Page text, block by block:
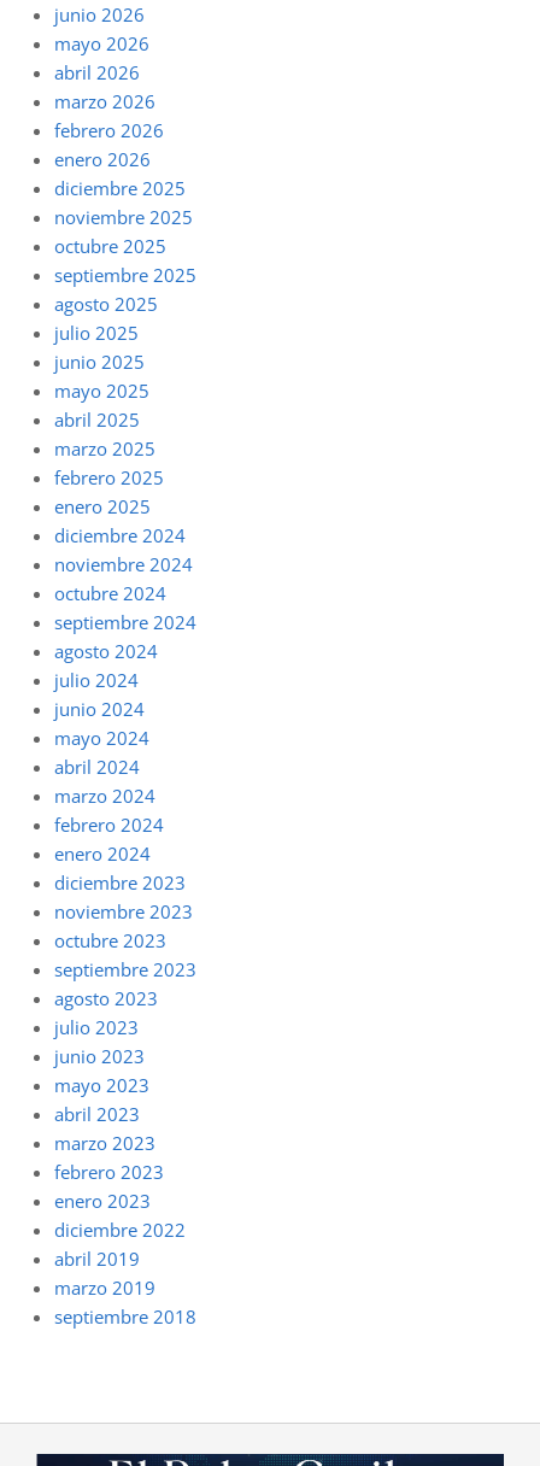
junio 2026
mayo 2026
abril 2026
marzo 2026
febrero 2026
enero 2026
diciembre 2025
noviembre 2025
octubre 2025
septiembre 2025
agosto 2025
julio 2025
junio 2025
mayo 2025
abril 2025
marzo 2025
febrero 2025
enero 2025
diciembre 2024
noviembre 2024
octubre 2024
septiembre 2024
agosto 2024
julio 2024
junio 2024
mayo 2024
abril 2024
marzo 2024
febrero 2024
enero 2024
diciembre 2023
noviembre 2023
octubre 2023
septiembre 2023
agosto 2023
julio 2023
junio 2023
mayo 2023
abril 2023
marzo 2023
febrero 2023
enero 2023
diciembre 2022
abril 2019
marzo 2019
septiembre 2018